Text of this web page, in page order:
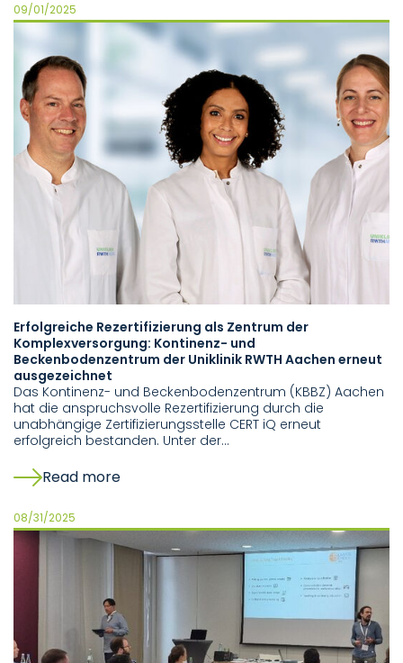
09/01/2025
Erfolgreiche Rezertifizierung als Zentrum der
Komplexversorgung: Kontinenz- und
Beckenbodenzentrum der Uniklinik RWTH Aachen erneut
ausgezeichnet
Das Kontinenz- und Beckenbodenzentrum (KBBZ) Aachen
hat die anspruchsvolle Rezertifizierung durch die
unabhängige Zertifizierungsstelle CERT iQ erneut
erfolgreich bestanden. Unter der…
Read more
08/31/2025